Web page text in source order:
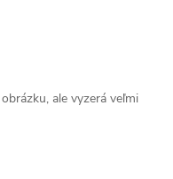
ale vyzerá veľmi